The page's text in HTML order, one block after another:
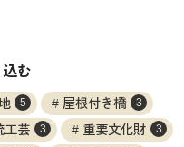
む
5 屋根付き橋 3
工芸 3 重要文化財 3